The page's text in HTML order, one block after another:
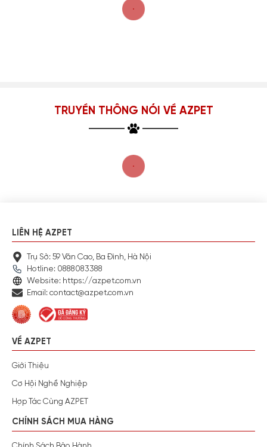
TRUYỀN THÔNG NÓI VỀ AZPET
LIÊN HỆ AZPET
Trụ Sở: 59 Văn Cao, Ba Đình, Hà Nội
Hotline: 0888083388
Website: https://azpet.com.vn
Email: contact@azpet.com.vn
VỀ AZPET
Giới Thiệu
Cơ Hội Nghề Nghiệp
Hợp Tác Cùng AZPET
CHÍNH SÁCH MUA HÀNG